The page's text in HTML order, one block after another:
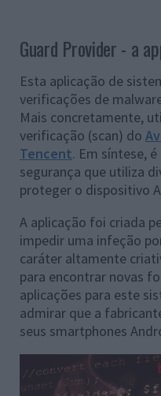
Guard Provider - a
Esta aplicação de
verificações de
Mais concretamente,
verificação (scan) do
Tencent. Em síntese, é
segurança que utiliza
proteger o dispositivo
A aplicação foi criada
impedir uma infeção
caráter altamente
para encontrar novas
aplicações para este
admirar que a
seus smartphones